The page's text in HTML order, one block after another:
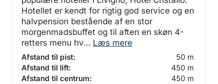
Hotellet er kendt for rigtig god service og en
halvpension bestående af en stor
morgenmadsbuffet og til aften en skøn 4-
retters menu hv... Læs mere
Afstand til pist:
50 m
Afstand til lift:
450 m
Afstand til centrum:
450 m